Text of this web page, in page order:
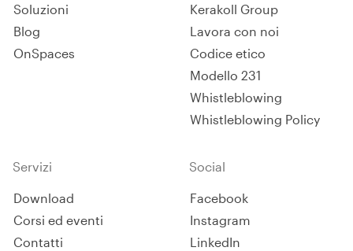
Soluzioni
Blog
OnSpaces
Kerakoll Group
Lavora con noi
Codice etico
Modello 231
Whistleblowing
Whistleblowing Policy
Servizi
Download
Corsi ed eventi
Contatti
Social
Facebook
Instagram
LinkedIn